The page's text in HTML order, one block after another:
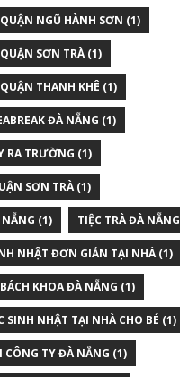
NGŨ HÀNH SƠN (1)
SƠN TRÀ(1)
THANH KHÊ (1)
ĐÀ NẴNG (1)
RA TRƯỜNG (1)
SƠN TRÀ(1)
NẴNG (1) TIỆC TRÀ ĐÀ NẴNG
NHẬT ĐƠN GIẢN TẠI NHÀ(1)
KHOA ĐÀ NẴNG (1)
SINH NHẬT TẠI NHÀ CHO BÉ (1)
CÔNG TY ĐÀ NẴNG (1)